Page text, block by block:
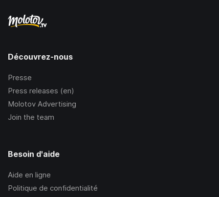
Découvrez-nous
Presse
Press releases (en)
Molotov Advertising
Join the team
Besoin d'aide
Aide en ligne
Politique de confidentialité